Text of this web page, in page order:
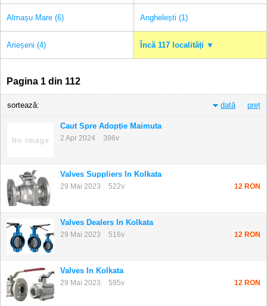
Almașu Mare (6) Anghelești (1)
Arieșeni (4) Încă 117 localități ▼
Pagina 1 din 112
sortează: dată preț
Caut Spre Adopție Maimuta
2 Apr 2024 396v
Valves Suppliers In Kolkata
29 Mai 2023 522v 12 RON
Valves Dealers In Kolkata
29 Mai 2023 516v 12 RON
Valves In Kolkata
29 Mai 2023 595v 12 RON